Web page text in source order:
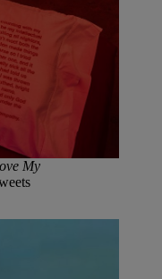
My